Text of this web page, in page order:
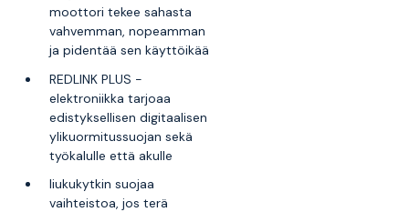
moottori tekee sahasta
vahvemman, nopeamman
ja pidentää sen käyttöikää
REDLINK PLUS -
elektroniikka tarjoaa
edistyksellisen digitaalisen
ylikuormitussuojan sekä
työkalulle että akulle
liukukytkin suojaa
vaihteistoa, jos terä